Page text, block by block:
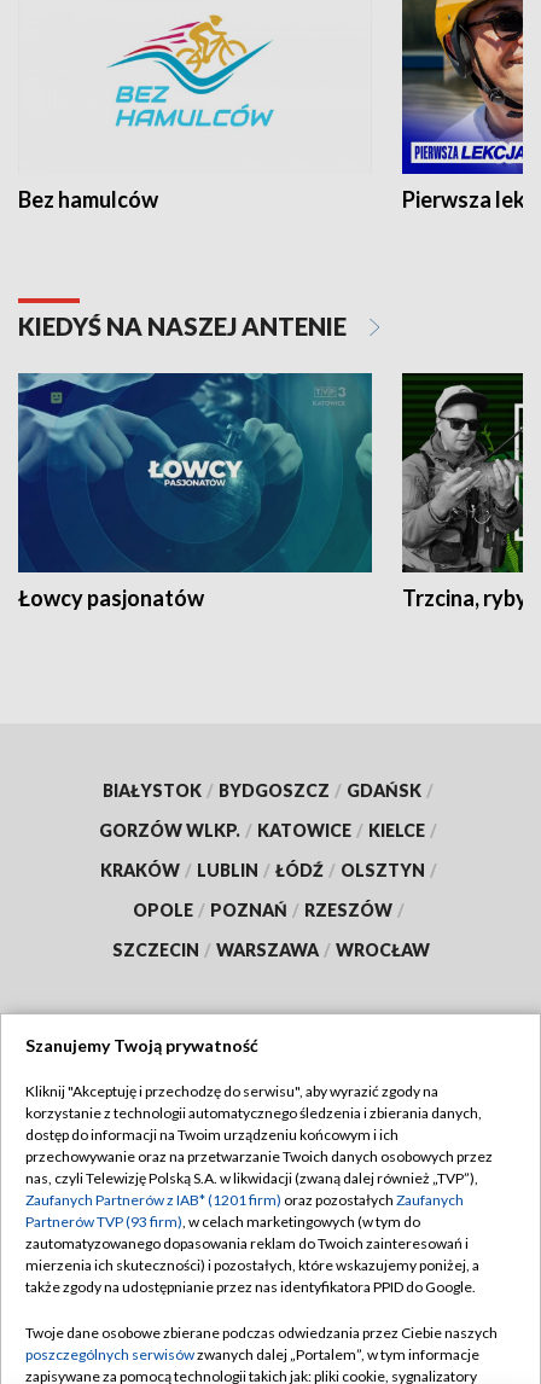
Bez hamulców Pierwsza
KIEDYŚ NA NASZEJ ANTENIE
Łowcy pasjonatów Trzcina, ryby
BIAŁYSTOK / BYDGOSZCZ / GDAŃSK /
GORZÓW WLKP. / KATOWICE / KIELCE /
KRAKÓW / LUBLIN / ŁÓDŹ / OLSZTYN /
OPOLE / POZNAŃ / RZESZÓW /
SZCZECIN / WARSZAWA / WROCŁAW
TVP
Abonament TVP
Emisja w TVP
Centrum informacji TVP
Naziemna Telewizja Cyfrowa
Rada Programowa
Regulamin TVP
Polityka prywatności
Moje zgody
Pomoc
Kontakt
Szanujemy Twoją prywatność
Kliknij "Akceptuję i przechodzę do serwisu", aby wyrazić zgody na
korzystanie z technologii automatycznego śledzenia i zbierania danych,
dostęp do informacji na Twoim urządzeniu końcowym i ich
przechowywanie oraz na przetwarzanie Twoich danych osobowych przez
nas, czyli Telewizję Polską S.A. w likwidacji (zwaną dalej również „TVP”),
Zaufanych Partnerów z IAB* (1201 firm) oraz pozostałych Zaufanych
Partnerów TVP (93 firm), w celach marketingowych (w tym do
zautomatyzowanego dopasowania reklam do Twoich zainteresowań i
mierzenia ich skuteczności) i pozostałych, które wskazujemy poniżej, a
także zgody na udostępnianie przez nas identyfikatora PPID do Google.
Twoje dane osobowe zbierane podczas odwiedzania przez Ciebie naszych
poszczególnych serwisówzwanych dalej „Portalem”, w tym informacje
zapisywane za pomocą technologii takich jak: pliki cookie, sygnalizatory